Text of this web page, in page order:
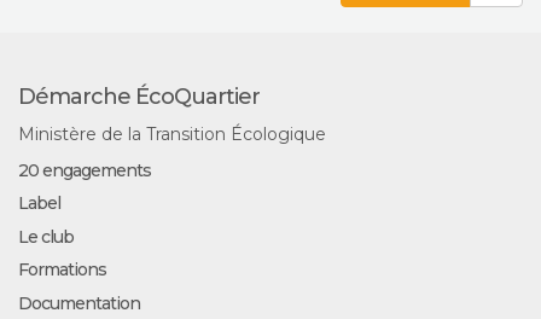
Démarche ÉcoQuartier
Ministère de la Transition Écologique
20 engagements
Label
Le club
Formations
Documentation